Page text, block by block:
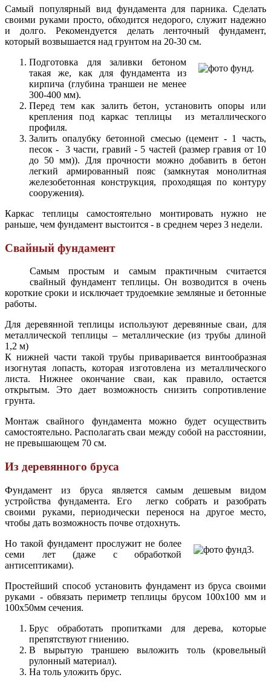
Самый популярный вид фундамента для парника. Сделать
своими руками просто, обходится недорого, служит надежно
и долго. Рекомендуется делать ленточный фундамент,
который возвышается над грунтом на 20-30 см.
Подготовка для заливки бетоном
такая же, как для фундамента из
кирпича (глубина траншеи не менее
300-400 мм).
Перед тем как залить бетон, установить опоры или
крепления под каркас теплицы из металлического
профиля.
Залить опалубку бетонной смесью (цемент - 1 часть,
песок - 3 части, гравий - 5 частей (размер гравия от 10
до 50 мм)). Для прочности можно добавить в бетон
легкий армированный пояс (замкнутая монолитная
железобетонная конструкция, проходящая по контуру
сооружения).
Каркас теплицы самостоятельно монтировать нужно не
раньше, чем фундамент выстоится - в среднем через 3 недели.
Свайный фундамент
Самым простым и самым практичным считается
свайный фундамент теплицы. Он возводится в очень
короткие сроки и исключает трудоемкие земляные и бетонные
работы.
Для деревянной теплицы используют деревянные сваи, для
металлической теплицы – металлические (из трубы длиной
1,2 м)
К нижней части такой трубы приваривается винтообразная
изогнутая лопасть, которая изготовлена из металлического
листа. Нижнее окончание сваи, как правило, остается
открытым. Это дает возможность снизить сопротивление
грунта.
Монтаж свайного фундамента можно будет осуществить
самостоятельно. Располагать сваи между собой на расстоянии,
не превышающем 70 см.
Из деревянного бруса
Фундамент из бруса является самым дешевым видом
устройства фундамента. Его легко собрать и разобрать
своими руками, периодически перенося на другое место,
чтобы дать возможность почве отдохнуть.
Но такой фундамент прослужит не более
семи лет (даже с обработкой
антисептиками).
Простейший способ установить фундамент из бруса своими
руками - обвязать периметр теплицы брусом 100х100 мм и
100х50мм сечения.
Брус обработать пропитками для дерева, которые
препятствуют гниению.
В вырытую траншею выложить толь (кровельный
рулонный материал).
На толь уложить брус.